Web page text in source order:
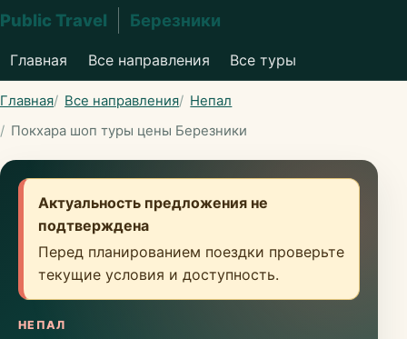
Public Travel Березники
Главная Все направления Все туры
Главная Все направления
Непал
Покхара шоп туры цены Березники
Актуальность предложения не
подтверждена
Перед планированием поездки проверьте
текущие условия и доступность.
НЕПАЛ